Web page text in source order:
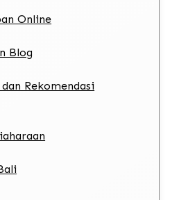
Online
Blog
Rekomendasi